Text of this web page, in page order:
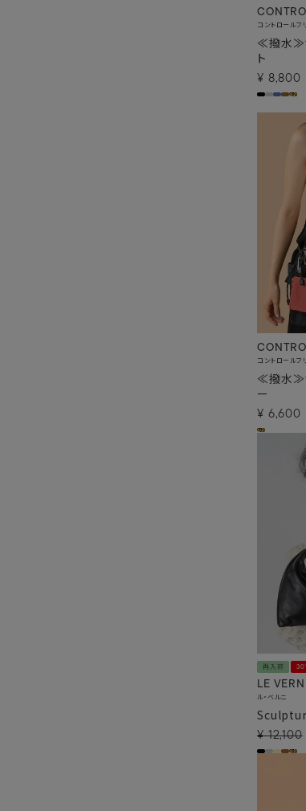
コントロールフ
≪撥水≫
ト
¥ 8,800
コントロールフ
≪撥水≫
ー
¥ 6,600
再入荷
LE
ル・ベルニ
¥ 12,100